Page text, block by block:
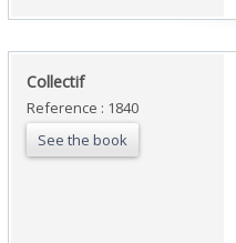
‎Collectif‎
Reference : 1840
See the book